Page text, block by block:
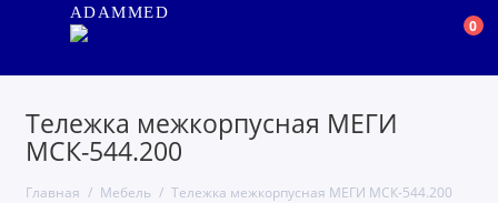
ADAMMED
0
Тележка межкорпусная МЕГИ
МСК-544.200
Главная Мебель Тележка межкорпусная МЕГИ МСК-544.200